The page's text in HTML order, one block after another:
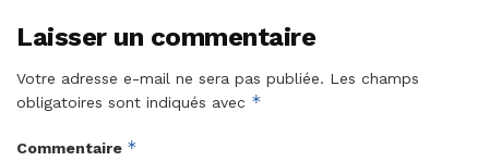
Laisser un commentaire
Votre adresse e-mail ne sera pas publiée. Les champs
obligatoires sont indiqués avec *
Commentaire *